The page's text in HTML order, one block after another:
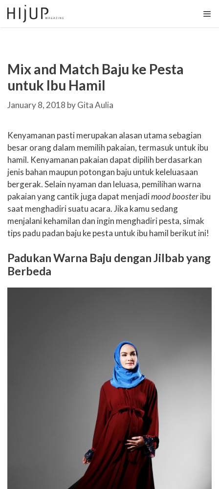
Skip
to
content
Mix and Match Baju ke Pesta
untuk Ibu Hamil
January 8, 2018 byGita Aulia
Kenyamanan pasti merupakan alasan utama sebagian
besar orang dalam memilih pakaian, termasuk untuk ibu
hamil. Kenyamanan pakaian dapat dipilih berdasarkan
jenis bahan maupun potongan baju untuk keleluasaan
bergerak. Selain nyaman dan leluasa, pemilihan warna
pakaian yang cantik juga dapat menjadimood boosteribu
saat menghadiri suatu acara. Jika kamu sedang
menjalani kehamilan dan ingin menghadiri pesta, simak
tips padu padan baju ke pesta untuk ibu hamil berikut ini!
Padukan Warna Baju dengan Jilbab yang
Berbeda